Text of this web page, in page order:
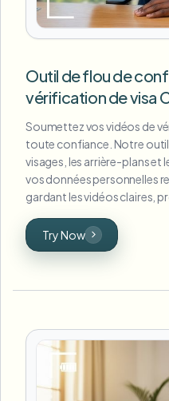
Outil de flou de
vérification de visa
Soumettez vos vidéos de
toute confiance. Notre
visages, les arrière-plans et
vos données personnelles
gardant les vidéos claires,
Try Now